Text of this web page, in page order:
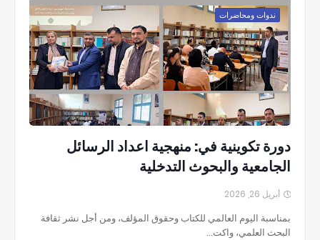
ندوات ومحاضرات
دورة تكوينية في: منهجية اعداد الرسائل
الجامعية والبحوث التدخلية
أبريل 26, 2026
بمناسبة اليوم العالمي للكتاب وحقوق المؤلف، ومن أجل نشر ثقافة
البحث العلمي، واكت…